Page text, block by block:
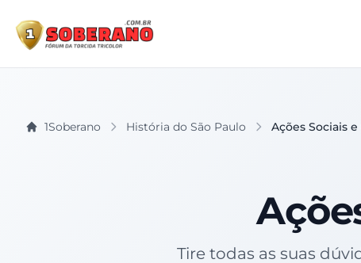
1Soberano História do São Paulo Ações Sociais
Tire todas as suas